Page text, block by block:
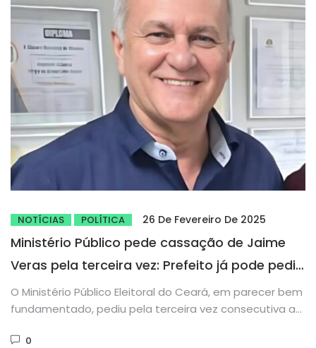
NOTÍCIAS POLÍTICA 26 De Fevereiro De 2025
Ministério Público pede cassação de Jaime
Veras pela terceira vez: Prefeito já pode pedir
música no Fantástico
O Ministério Público Eleitoral do Ceará, em parecer bem
fundamentado, pediu pela terceira vez consecutiva a
0